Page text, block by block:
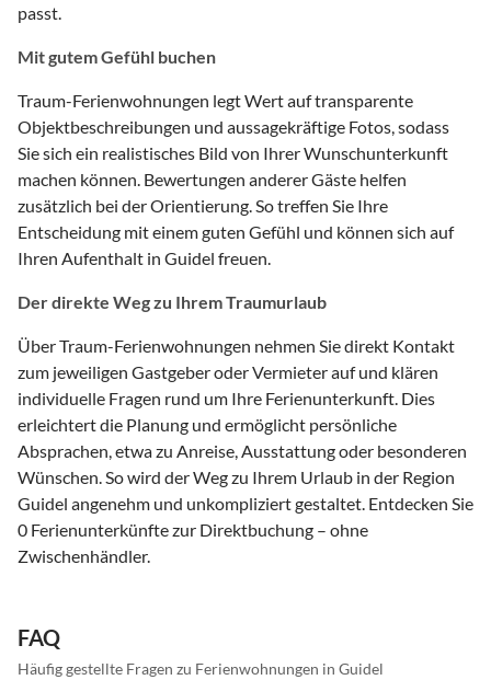
passt.
Mit gutem Gefühl buchen
Traum-Ferienwohnungen legt Wert auf transparente
Objektbeschreibungen und aussagekräftige Fotos, sodass
Sie sich ein realistisches Bild von Ihrer Wunschunterkunft
machen können. Bewertungen anderer Gäste helfen
zusätzlich bei der Orientierung. So treffen Sie Ihre
Entscheidung mit einem guten Gefühl und können sich auf
Ihren Aufenthalt in Guidel freuen.
Der direkte Weg zu Ihrem Traumurlaub
Über Traum-Ferienwohnungen nehmen Sie direkt Kontakt
zum jeweiligen Gastgeber oder Vermieter auf und klären
individuelle Fragen rund um Ihre Ferienunterkunft. Dies
erleichtert die Planung und ermöglicht persönliche
Absprachen, etwa zu Anreise, Ausstattung oder besonderen
Wünschen. So wird der Weg zu Ihrem Urlaub in der Region
Guidel angenehm und unkompliziert gestaltet. Entdecken Sie
0 Ferienunterkünfte zur Direktbuchung – ohne
Zwischenhändler.
FAQ
Häufig gestellte Fragen zu Ferienwohnungen in Guidel